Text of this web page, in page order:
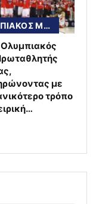
ΟΛΥΜΠΙΑΚΟΣ ΜΠΑΣΚΕΤ
με
τρόπο